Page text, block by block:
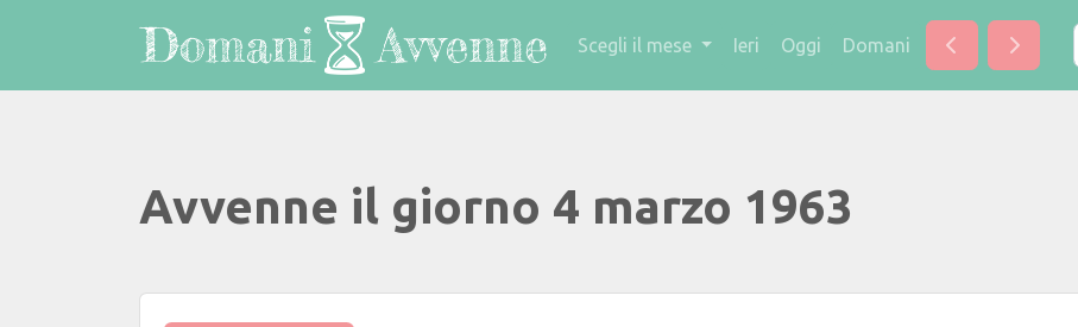
Scegli il mese Ieri Oggi Domani
Avvenne il giorno 4 marzo 1963